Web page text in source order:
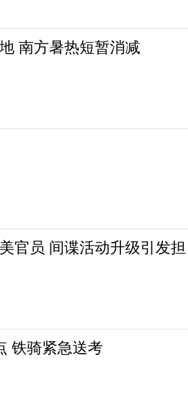
南方暑热短暂消减
官员 间谍活动升级引发担
铁骑紧急送考